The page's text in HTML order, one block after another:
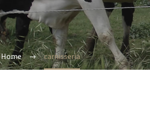
Home carnisseria